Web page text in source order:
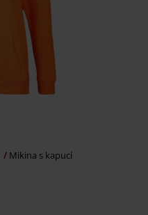
Mikina s kapucí